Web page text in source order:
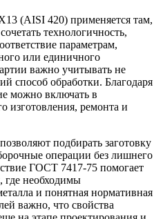
(AISI 420) применяется там,
технологичность,
параметрам,
или единичного
важно учитывать не
способ обработки. Благодаря
можно включать в
изготовления, ремонта и
подбирать заготовку
операции без лишнего
ГОСТ 7417-75 помогает
где необходимы
и понятная нормативная
важно, что свойства